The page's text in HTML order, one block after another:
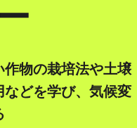
物の栽培法や土壌
どを学び、気候変